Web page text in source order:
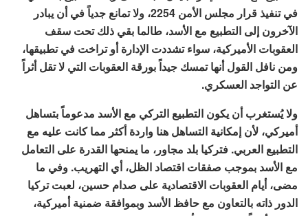
في تنفيذ قرار مجلس الأمن 2254، ولا تمانع جدياً في أن يبادر
الآخرون إلى التطبيع مع الأسد، طالما بقي ذلك تحت سقف
العقوبات الأميركية، سواء تشددت الإدارة أو تراخت في تطبيقها،
ومن نافل القول أنها تمسك جيداً بورقة العقوبات التي لا تقل أثراً
عن التواجد العسكري.
ولا يُستغرب أن يكون التطبيع التركي مع الأسد مدعوماً بتساهل
أميركي، لأن إمكانية التساهل هنا واردة أكثر مما كانت عليه مع
التطبيع العربي. فتركيا بلد مجاور، ما يمنحها القدرة على التعامل
مع الأسد بموجب صفقات اقتصاد الظل، أي التهريب. وفي ما
مضى، أيام العقوبات الاقتصادية على صدام حسين، لعبت تركيا
الدور ذاته بالتعاون مع حافظ الأسد وبموافقة ضمنية أميركية،